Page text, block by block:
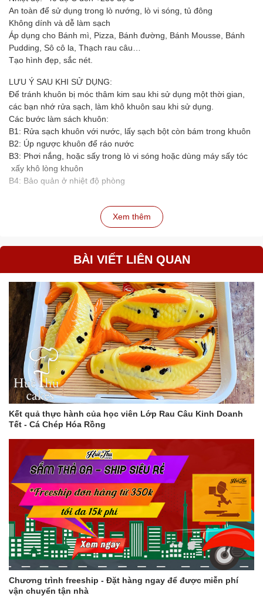
An toàn để sử dụng trong lò nướng, lò vi sóng, tủ đông
Không dính và dễ làm sạch
Áp dụng cho Bánh mì, Pizza, Bánh đường, Bánh Mousse, Bánh
Pudding, Sô cô la, Thạch rau câu…
Tạo hình đẹp, sắc nét.
LƯU Ý SAU KHI SỬ DỤNG:
Để tránh khuôn bị móc thâm kim sau khi sử dụng một thời gian,
các bạn nhớ rửa sạch, làm khô khuôn sau khi sử dụng.
Các bước làm sách khuôn:
B1: Rửa sạch khuôn với nước, lấy sạch bột còn bám trong khuôn
B2: Úp ngược khuôn để ráo nước
B3: Phơi nắng, hoặc sấy trong lò vi sóng hoặc dùng máy sấy tóc
xấy khô lòng khuôn
B4: Bảo quản ở nhiệt độ phòng
Xem thêm
BÀI VIẾT LIÊN QUAN
Kết quả thực hành của học viên Lớp Rau Câu Kinh Doanh
Tết - Cá Chép Hóa Rồng
Chương trình freeship - Đặt hàng ngay để được miễn phí
vận chuyển tận nhà